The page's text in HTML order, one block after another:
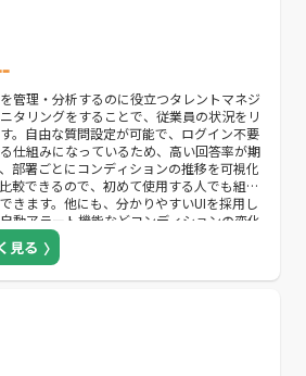
管理・分析するのに役立つタレントマネジ
タリングをすることで、従業員の状況をリ
。自由な質問設定が可能で、ログイン不要
仕組みになっているため、高い回答率が期
部署ごとにコンディションの推移を可視化
較できるので、初めて使用する人でも組織
きます。他にも、分かりやすいUIを採用し
動アラート機能などコンディションの変化
おすすめポイントです。従業員のコンディ
全て揃ったオールインワンサービスになっ
見る